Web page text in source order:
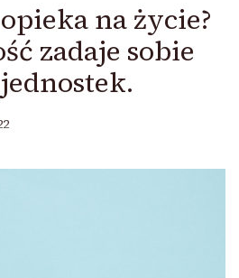
na życie?
zadaje sobie